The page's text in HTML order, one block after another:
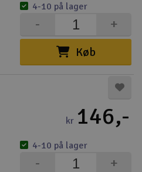
Køb
+
-
4-10 på lager
kr 146,-
+
-
4-10 på lager